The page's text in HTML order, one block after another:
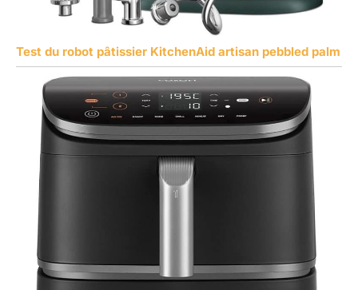
Test du robot pâtissier KitchenAid artisan pebbled palm